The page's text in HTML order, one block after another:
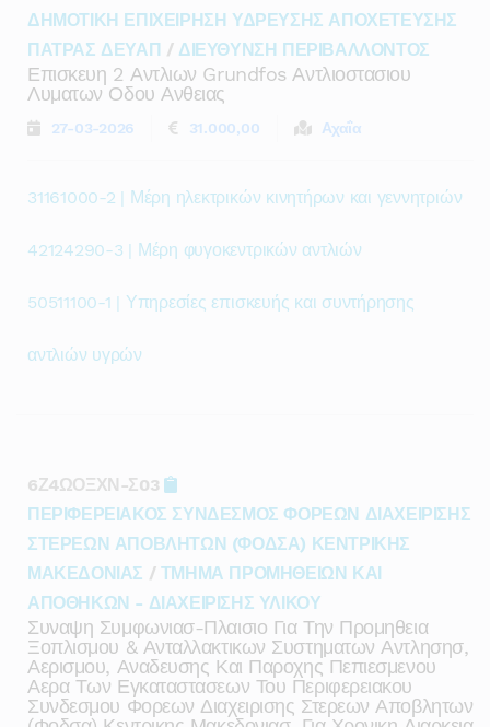
ΔΗΜΟΤΙΚΗ ΕΠΙΧΕΙΡΗΣΗ ΥΔΡΕΥΣΗΣ ΑΠΟΧΕΤΕΥΣΗΣ
ΠΑΤΡΑΣ ΔΕΥΑΠ / ΔΙΕΥΘΥΝΣΗ ΠΕΡΙΒΑΛΛΟΝΤΟΣ
Επισκευη 2 Αντλιων Grundfos Αντλιοστασιου
Λυματων Οδου Ανθειας
27-03-2026 31.000,00 Αχαΐα
31161000-2 | Μέρη ηλεκτρικών κινητήρων και γεννητριών
42124290-3 | Μέρη φυγοκεντρικών αντλιών
50511100-1 | Υπηρεσίες επισκευής και συντήρησης
αντλιών υγρών
6Ζ4ΩΟΞΧΝ-Σ03
ΠΕΡΙΦΕΡΕΙΑΚΟΣ ΣΥΝΔΕΣΜΟΣ ΦΟΡΕΩΝ ΔΙΑΧΕΙΡΙΣΗΣ
ΣΤΕΡΕΩΝ ΑΠΟΒΛΗΤΩΝ (ΦΟΔΣΑ) ΚΕΝΤΡΙΚΗΣ
ΜΑΚΕΔΟΝΙΑΣ / ΤΜΗΜΑ ΠΡΟΜΗΘΕΙΩΝ ΚΑΙ
ΑΠΟΘΗΚΩΝ - ΔΙΑΧΕΙΡΙΣΗΣ ΥΛΙΚΟΥ
Συναψη Συμφωνιασ-Πλαισιο Για Την Προμηθεια
Ξοπλισμου & Ανταλλακτικων Συστηματων Αντλησησ,
Αερισμου, Αναδευσης Και Παροχης Πεπιεσμενου
Αερα Των Εγκαταστασεων Του Περιφερειακου
Συνδεσμου Φορεων Διαχειρισης Στερεων Αποβλητων